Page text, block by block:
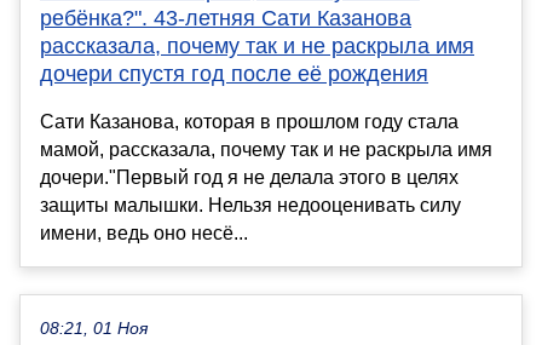
ребёнка?". 43-летняя Сати Казанова
рассказала, почему так и не раскрыла имя
дочери спустя год после её рождения
Сати Казанова, которая в прошлом году стала
мамой, рассказала, почему так и не раскрыла имя
дочери."Первый год я не делала этого в целях
защиты малышки. Нельзя недооценивать силу
имени, ведь оно несё...
08:21, 01 Ноя